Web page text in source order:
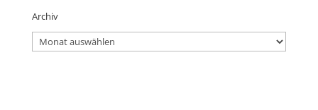
Archiv
Archiv